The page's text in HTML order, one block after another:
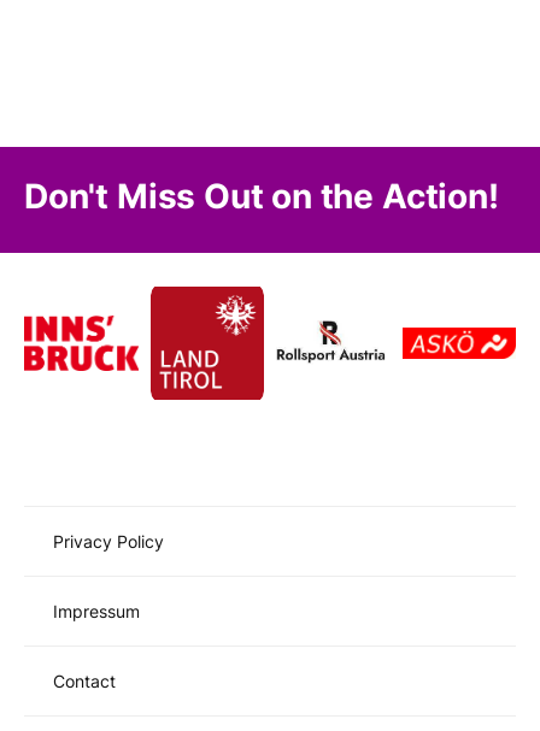
Don't Miss Out on the Action!
Privacy Policy
Impressum
Contact